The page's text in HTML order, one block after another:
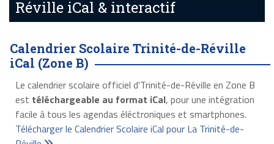
Réville iCal & interactif
Calendrier Scolaire Trinité-de-Réville
iCal (Zone B)
Le calendrier scolaire officiel d'Trinité-de-Réville en Zone B
est téléchargeable au format iCal, pour une intégration
facile à tous les agendas éléctroniques et smartphones.
Télécharger le Calendrier Scolaire iCal pour La Trinité-de-